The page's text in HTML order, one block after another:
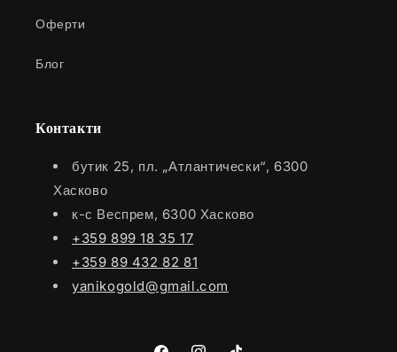
Оферти
Блог
Контакти
бутик 25, пл. „Атлантически“, 6300
Хасково
к-с Веспрем, 6300 Хасково
+359 899 18 35 17
+359 89 432 82 81
yanikogold@gmail.com